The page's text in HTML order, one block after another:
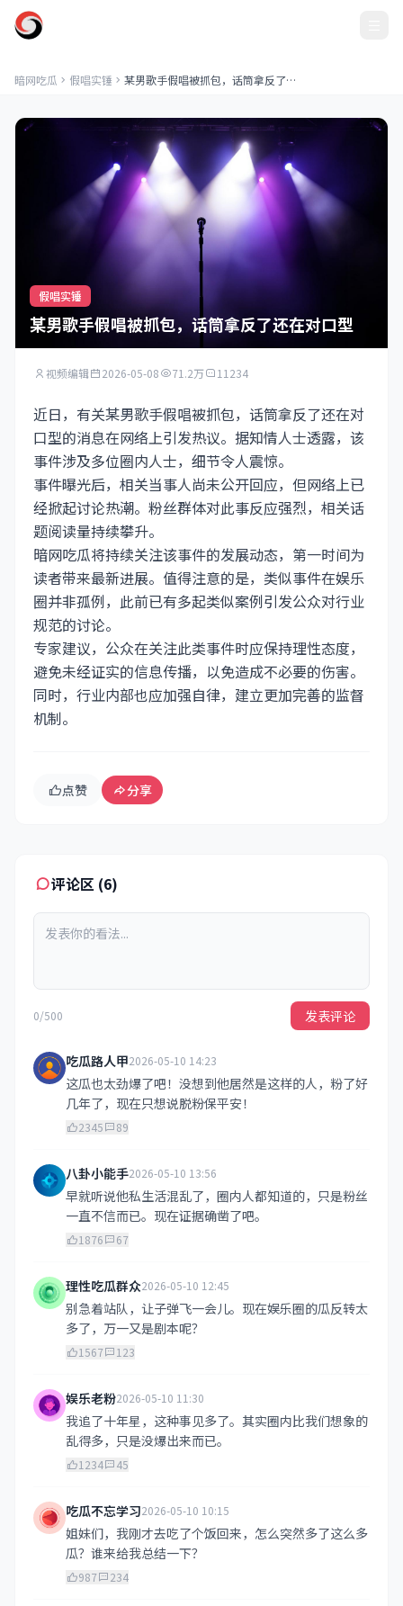
暗网吃瓜 假唱实锤 某男歌手假唱被抓包，话筒拿反了还在对口型
假唱实锤
某男歌手假唱被抓包，话筒拿反了还在对口型
视频编辑 2026-05-08 71.2万 11234
近日，有关某男歌手假唱被抓包，话筒拿反了还在对
口型的消息在网络上引发热议。据知情人士透露，该
事件涉及多位圈内人士，细节令人震惊。
事件曝光后，相关当事人尚未公开回应，但网络上已
经掀起讨论热潮。粉丝群体对此事反应强烈，相关话
题阅读量持续攀升。
暗网吃瓜将持续关注该事件的发展动态，第一时间为
读者带来最新进展。值得注意的是，类似事件在娱乐
圈并非孤例，此前已有多起类似案例引发公众对行业
规范的讨论。
专家建议，公众在关注此类事件时应保持理性态度，
避免未经证实的信息传播，以免造成不必要的伤害。
同时，行业内部也应加强自律，建立更加完善的监督
机制。
点赞 分享
评论区 (6)
0/500 发表评论
吃瓜路人甲2026-05-10 14:23
这瓜也太劲爆了吧！没想到他居然是这样的人，粉了好
几年了，现在只想说脱粉保平安！
2345 89
八卦小能手2026-05-10 13:56
早就听说他私生活混乱了，圈内人都知道的，只是粉丝
一直不信而已。现在证据确凿了吧。
1876 67
理性吃瓜群众2026-05-10 12:45
别急着站队，让子弹飞一会儿。现在娱乐圈的瓜反转太
多了，万一又是剧本呢？
1567 123
娱乐老粉2026-05-10 11:30
我追了十年星，这种事见多了。其实圈内比我们想象的
乱得多，只是没爆出来而已。
1234 45
吃瓜不忘学习2026-05-10 10:15
姐妹们，我刚才去吃了个饭回来，怎么突然多了这么多
瓜？谁来给我总结一下？
987 234